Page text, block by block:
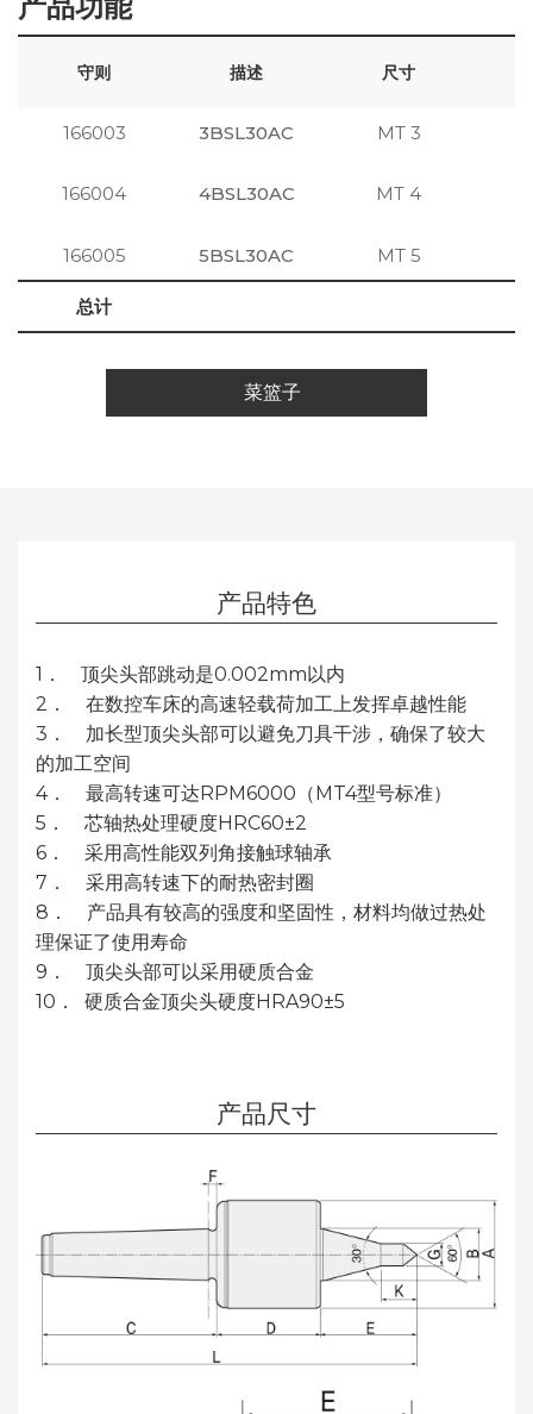
守则 描述 尺寸
166003 3BSL30AC MT 3
166004 4BSL30AC MT 4
166005 5BSL30AC MT 5
总计
菜篮子
产品特色
1． 顶尖头部跳动是0.002mm以内
2． 在数控车床的高速轻载荷加工上发挥卓越性能
3． 加长型顶尖头部可以避免刀具干涉，确保了较大
的加工空间
4． 最高转速可达RPM6000（MT4型号标准）
5． 芯轴热处理硬度HRC60±2
6． 采用高性能双列角接触球轴承
7． 采用高转速下的耐热密封圈
8． 产品具有较高的强度和坚固性，材料均做过热处
理保证了使用寿命
9． 顶尖头部可以采用硬质合金
10． 硬质合金顶尖头硬度HRA90±5
产品尺寸